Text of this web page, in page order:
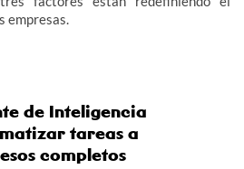
empresas.
de Inteligencia
tareas a
completos